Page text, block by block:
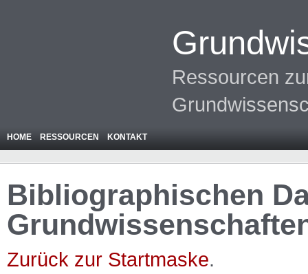
Ressourcen
HOME RESSOURCEN KONTAKT
Bibliographischen
Zurück zur Startmaske.